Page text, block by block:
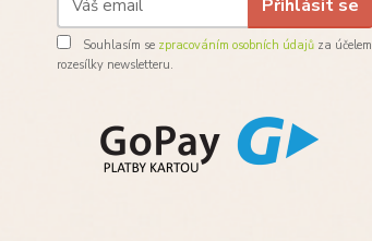
Přihlásit se
Souhlasím se zpracováním osobních údajů za účelem
rozesílky newsletteru.